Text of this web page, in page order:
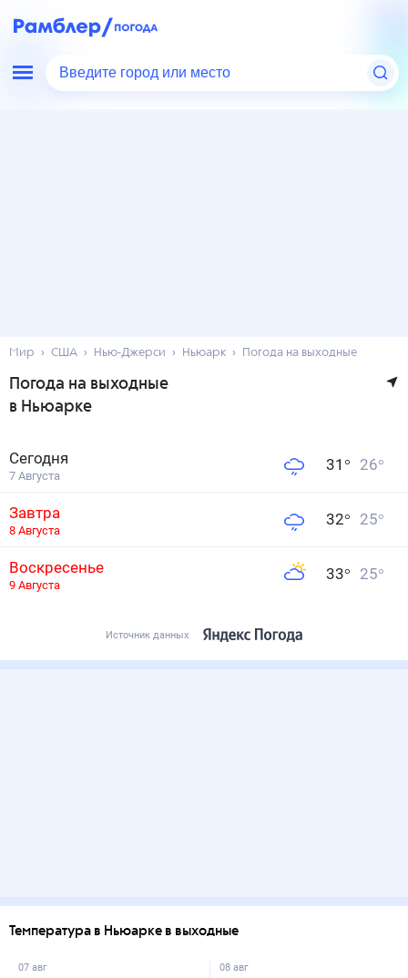
Введите город или место
Мир США Нью-Джерси Ньюарк Погода на выходные
Погода на выходные
в Ньюарке
Сегодня
7 Августа
31 ° 26°
Завтра
8 Августа
32° 25°
Воскресенье
9 Августа
33° 25°
Источник данных
Температура в Ньюарке в выходные
07 авг 08 авг